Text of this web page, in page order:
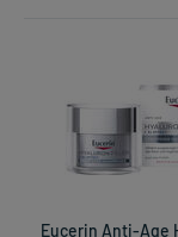
Eucerin Anti-Age